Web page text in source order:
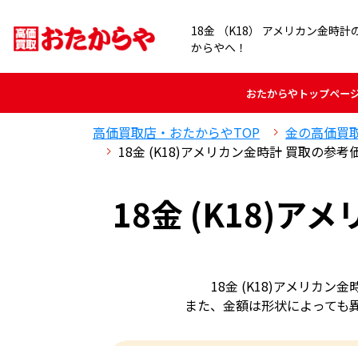
18金 （K18） アメリカン金時計
からやへ！
おたからや トップペー
高価買取店・おたからやTOP
金の高価買
18金 (K18)アメリカン金時計 買取の参考
18金 (K18)アメ
18金 (K18)アメリカン金
また、金額は形状によって